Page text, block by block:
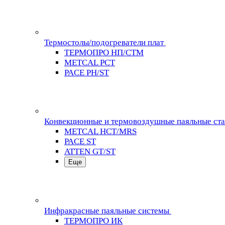
Термостолы/подогреватели плат
ТЕРМОПРО НП/СТМ
METCAL PCT
PACE PH/ST
Конвекционные и термовоздушные паяльные
METCAL HCT/MRS
PACE ST
ATTEN GT/ST
Еще
Инфракрасные паяльные системы
ТЕРМОПРО ИК